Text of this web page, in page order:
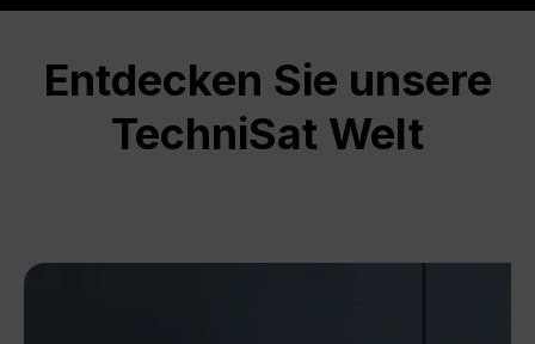
Entdecken Sie unsere
TechniSat Welt